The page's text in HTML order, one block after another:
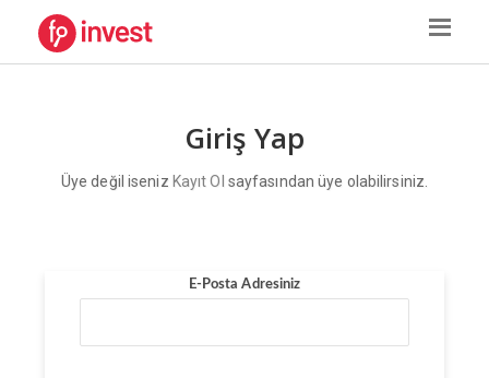
Giriş Yap
Üye değil iseniz Kayıt Ol sayfasından üye olabilirsiniz.
E-Posta Adresiniz